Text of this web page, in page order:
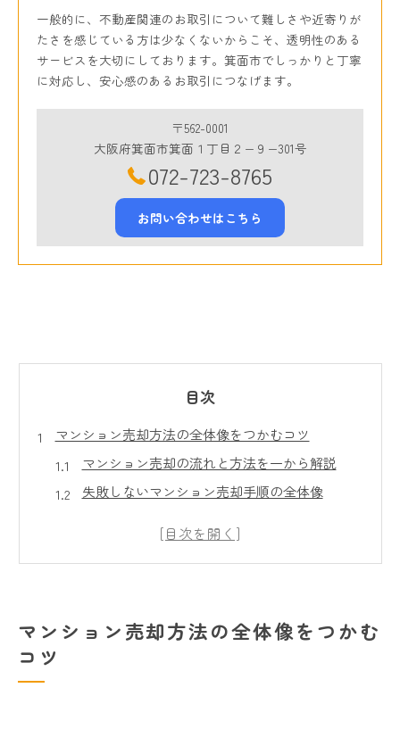
一般的に、不動産関連のお取引について難しさや近寄りが
たさを感じている方は少なくないからこそ、透明性のある
サービスを大切にしております。箕面市でしっかりと丁寧
に対応し、安心感のあるお取引につなげます。
〒562-0001
大阪府箕面市箕面１丁目２−９−301号
072-723-8765
お問い合わせはこちら
目次
マンション売却方法の全体像をつかむコツ
マンション売却の流れと方法を一から解説
失敗しないマンション売却手順の全体像
マンション売却でよくある失敗事例を知る
マンション売却方法の全体像をつかむ
コツ